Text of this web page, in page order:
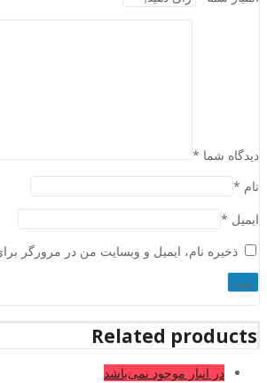
دیدگاه شما *
نام *
ایمیل *
ذخیره نام، ایمیل و وبسایت من در مرورگر
Related products
در انبار موجود نمی‌باشد